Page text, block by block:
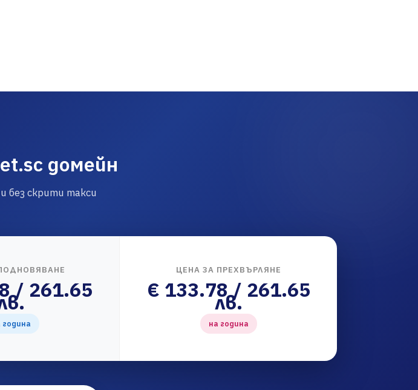
домейн
без скрити такси
/ 261.65
година
ЦЕНА ЗА ПРЕХВЪРЛЯНЕ
€ 133.78 / 261.65
лв.
на година